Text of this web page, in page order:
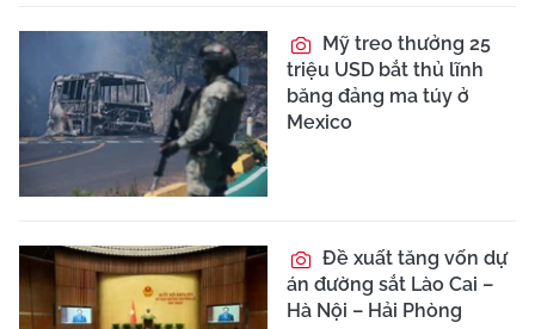
Mỹ treo thưởng 25
triệu USD bắt thủ lĩnh
băng đảng ma túy ở
Mexico
Đề xuất tăng vốn dự
án đường sắt Lào Cai –
Hà Nội – Hải Phòng